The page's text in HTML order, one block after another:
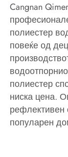
Cangnan
полиестер
повеќе од
полиестер
ниска цена.
рефлективен
популарен